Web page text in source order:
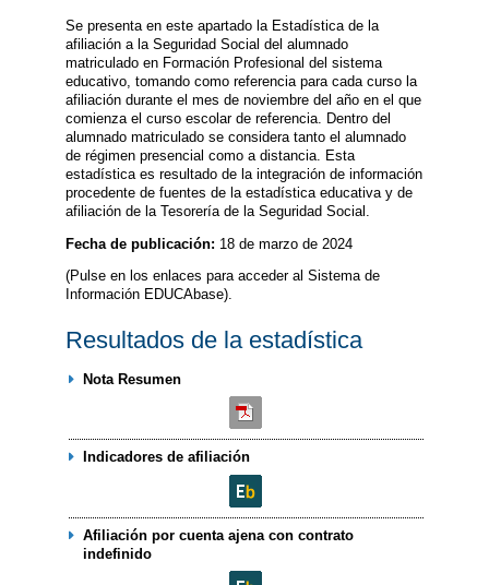
Se presenta en este apartado la Estadística de la
afiliación a la Seguridad Social del alumnado
matriculado en Formación Profesional del sistema
educativo, tomando como referencia para cada curso la
afiliación durante el mes de noviembre del año en el que
comienza el curso escolar de referencia. Dentro del
alumnado matriculado se considera tanto el alumnado
de régimen presencial como a distancia. Esta
estadística es resultado de la integración de información
procedente de fuentes de la estadística educativa y de
afiliación de la Tesorería de la Seguridad Social.
Fecha de publicación: 18 de marzo de 2024
(Pulse en los enlaces para acceder al Sistema de
Información EDUCAbase).
Resultados de la estadística
Nota Resumen
Indicadores de afiliación
Afiliación por cuenta ajena con contrato
indefinido